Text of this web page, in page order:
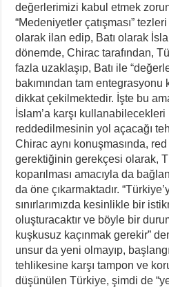
değerlerimizi kabul etmek
“Medeniyetler çatışması”
olarak ilan edip, Batı olarak
dönemde, Chirac tarafından,
fazla uzaklaşıp, Batı ile
bakımından tam
dikkat çekilmektedir. İşte bu
İslam’a karşı
reddedilmesinin yol açacağı
Chirac aynı konuşmasında,
gerektiğinin gerekçesi olarak,
koparılması amacıyla da
da öne çıkarmaktadır.
sınırlarımızda kesinlikle bir
oluşturacaktır ve böyle bir
kuşkusuz kaçınmak gerekir”
unsur da yeni olmayıp,
tehlikesine karşı tampon ve
düşünülen Türkiye, şimdi de